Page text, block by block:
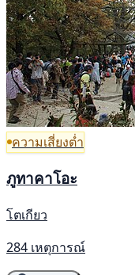
ความเสี่ยงต่ำ
ภูทาคาโอะ
โตเกียว
284 เหตุการณ์